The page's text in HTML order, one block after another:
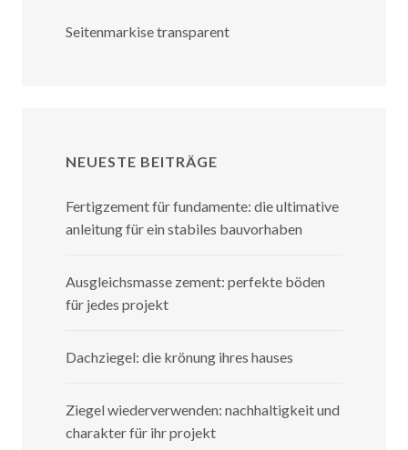
Seitenmarkise transparent
NEUESTE BEITRÄGE
Fertigzement für fundamente: die ultimative
anleitung für ein stabiles bauvorhaben
Ausgleichsmasse zement: perfekte böden
für jedes projekt
Dachziegel: die krönung ihres hauses
Ziegel wiederverwenden: nachhaltigkeit und
charakter für ihr projekt